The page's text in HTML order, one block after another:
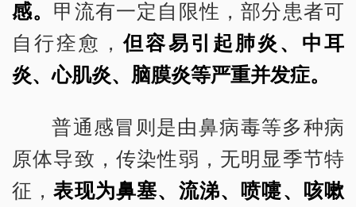
感。 甲流有一定自限性，部分患者可
自行痊愈，但容易引起肺炎、中耳
炎、心肌炎、脑膜炎等严重并发症。
普通感冒则是由鼻病毒等多种病
原体导致，传染性弱，无明显季节特
征，表现为鼻塞、流涕、喷嚏、咳嗽